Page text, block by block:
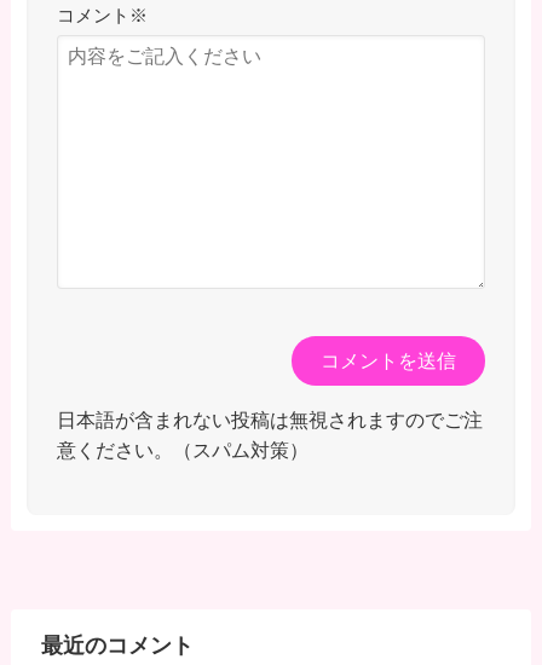
コメント ※
日本語が含まれない投稿は無視されますのでご注
意ください。（スパム対策）
最近のコメント